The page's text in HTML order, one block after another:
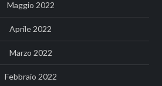
Maggio 2022
Aprile 2022
Marzo 2022
Febbraio 2022